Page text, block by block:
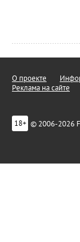
О проекте
Реклама на сайте
18+ © 2006-2026